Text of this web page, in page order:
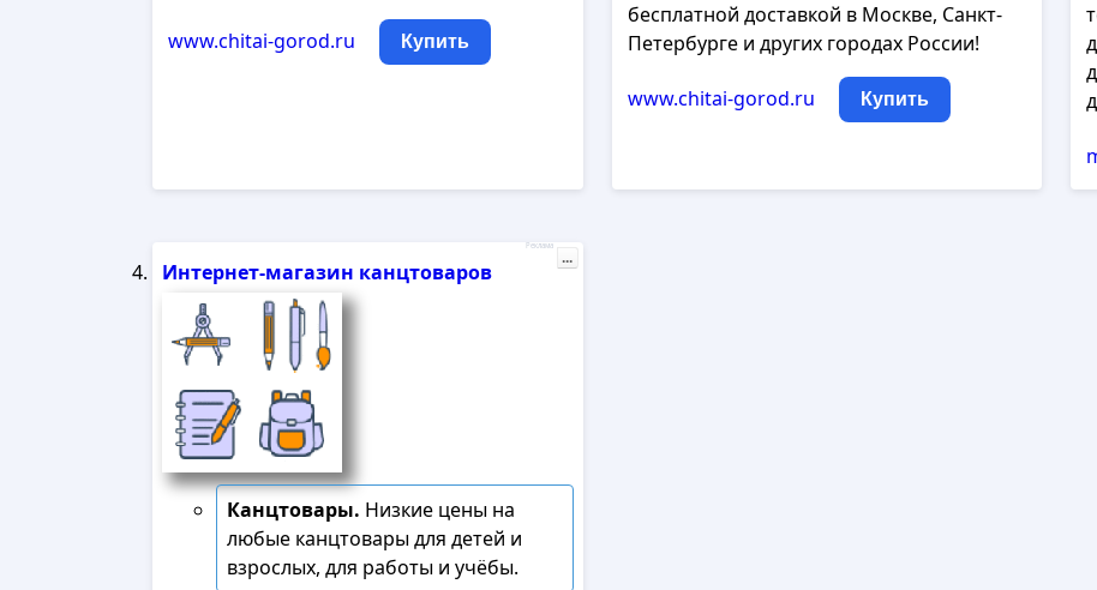
www.chitai-gorod.ru Купить
бесплатной доставкой в Москве, Санкт-
Петербурге и других городах России!
www.chitai-gorod.ru Купить
Интернет-магазин канцтоваров
Канцтовары. Низкие цены на
любые канцтовары для детей и
взрослых, для работы и учёбы.
Реклама
...